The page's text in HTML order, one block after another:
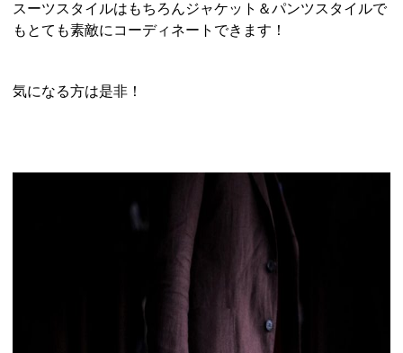
スーツスタイルはもちろんジャケット＆パンツスタイルで
もとても素敵にコーディネートできます！
気になる方は是非！